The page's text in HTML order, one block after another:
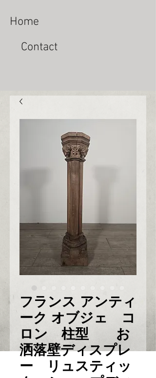
Home
Contact
フランス アンティ
ーク オブジェ コ
ロン 柱型 お
洒落壁ディスプレ
ー リュスティッ